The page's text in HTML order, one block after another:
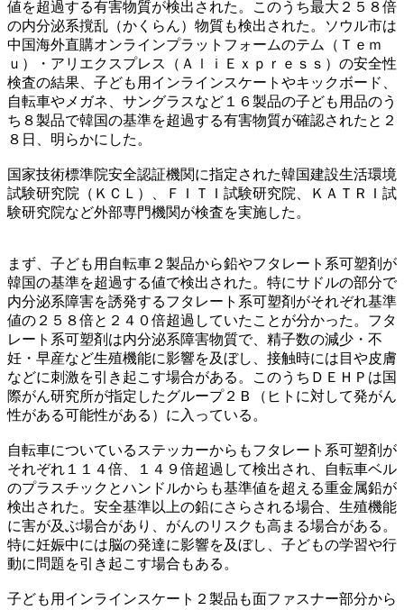
値を超過する有害物質が検出された。このうち最大２５８倍
の内分泌系撹乱（かくらん）物質も検出された。ソウル市は
中国海外直購オンラインプラットフォームのテム（Ｔｅｍ
ｕ）・アリエクスプレス（ＡｌｉＥｘｐｒｅｓｓ）の安全性
検査の結果、子ども用インラインスケートやキックボード、
自転車やメガネ、サングラスなど１６製品の子ども用品のう
ち８製品で韓国の基準を超過する有害物質が確認されたと２
８日、明らかにした。
国家技術標準院安全認証機関に指定された韓国建設生活環境
試験研究院（ＫＣＬ）、ＦＩＴＩ試験研究院、ＫＡＴＲＩ試
験研究院など外部専門機関が検査を実施した。
まず、子ども用自転車２製品から鉛やフタレート系可塑剤が
韓国の基準を超過する値で検出された。特にサドルの部分で
内分泌系障害を誘発するフタレート系可塑剤がそれぞれ基準
値の２５８倍と２４０倍超過していたことが分かった。フタ
レート系可塑剤は内分泌系障害物質で、精子数の減少・不
妊・早産など生殖機能に影響を及ぼし、接触時には目や皮膚
などに刺激を引き起こす場合がある。このうちＤＥＨＰは国
際がん研究所が指定したグループ２Ｂ（ヒトに対して発がん
性がある可能性がある）に入っている。
自転車についているステッカーからもフタレート系可塑剤が
それぞれ１１４倍、１４９倍超過して検出され、自転車ベル
のプラスチックとハンドルからも基準値を超える重金属鉛が
検出された。安全基準以上の鉛にさらされる場合、生殖機能
に害が及ぶ場合があり、がんのリスクも高まる場合がある。
特に妊娠中には脳の発達に影響を及ぼし、子どもの学習や行
動に問題を引き起こす場合もある。
子ども用インラインスケート２製品も面ファスナー部分から